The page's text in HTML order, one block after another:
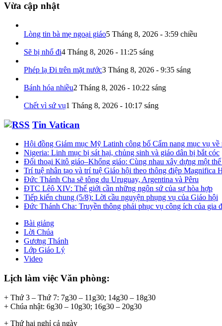
Vừa cập nhật
Lòng tin bà mẹ ngoại giáo5 Tháng 8, 2026 - 3:59 chiều
Sẽ bị nhổ đi4 Tháng 8, 2026 - 11:25 sáng
Phép lạ Đi trên mặt nước3 Tháng 8, 2026 - 9:35 sáng
Bánh hóa nhiều2 Tháng 8, 2026 - 10:22 sáng
Chết vì sứ vụ1 Tháng 8, 2026 - 10:17 sáng
Tin Vatican
Hội đồng Giám mục Mỹ Latinh công bố Cẩm nang mục vụ về
Nigeria: Linh mục bị sát hại, chủng sinh và giáo dân bị bắt cóc
Đối thoại Kitô giáo–Khổng giáo: Cùng nhau xây dựng một
Trí tuệ nhân tạo và trí tuệ Giáo hội theo thông điệp Magnifica
Đức Thánh Cha sẽ tông du Uruguay, Argentina và Pêru
ĐTC Lêô XIV: Thế giới cần những ngôn sứ của sự hòa hợp
Tiếp kiến chung (5/8): Lời cầu nguyện phụng vụ của Giáo hội
Đức Thánh Cha: Truyền thông phải phục vụ công ích của gia
Bài giảng
Lời Chúa
Gương Thánh
Lớp Giáo Lý
Video
Lịch làm việc Văn phòng:
+ Thứ 3 – Thứ 7: 7g30 – 11g30; 14g30 – 18g30
+ Chúa nhật: 6g30 – 10g30; 16g30 – 20g30
+ Thứ hai nghỉ cả ngày